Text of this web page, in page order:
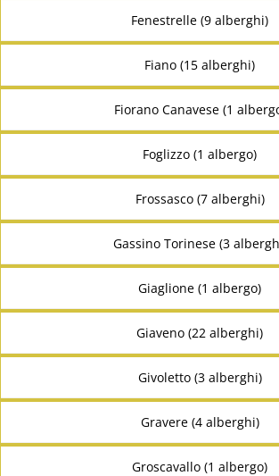
Fenestrelle (9 alberghi)
Fiano (15 alberghi)
Fiorano Canavese (1
Foglizzo (1 albergo)
Frossasco (7 alberghi)
Gassino Torinese (3
Giaglione (1 albergo)
Giaveno (22 alberghi)
Givoletto (3 alberghi)
Gravere (4 alberghi)
Groscavallo (1 albergo)